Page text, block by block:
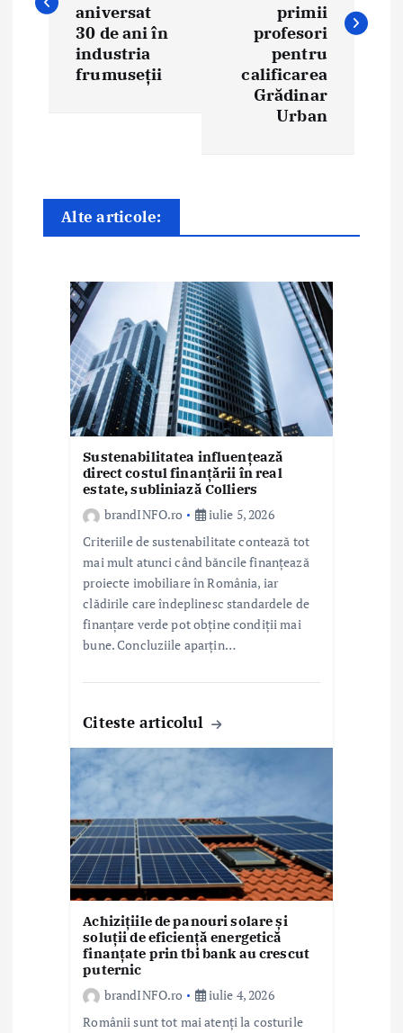
i
n
aniversat
30 de ani în
industria
frumuseții
primii
profesori
pentru
calificarea
Grădinar
Urban
Alte articole:
Sustenabilitatea influențează
direct costul finanțării în real
estate, subliniază Colliers
brandINFO.ro
iulie 5, 2026
Criteriile de sustenabilitate contează tot
mai mult atunci când băncile finanțează
proiecte imobiliare în România, iar
clădirile care îndeplinesc standardele de
finanțare verde pot obține condiții mai
bune. Concluziile aparțin…
Citeste articolul
Achizițiile de panouri solare și
soluții de eficiență energetică
finanțate prin tbi bank au crescut
puternic
brandINFO.ro
iulie 4, 2026
Românii sunt tot mai atenți la costurile